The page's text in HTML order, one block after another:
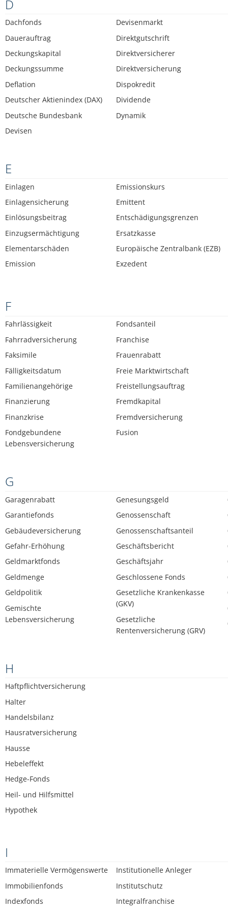
D
Dachfonds
Dauerauftrag
Deckungskapital
Deckungssumme
Deflation
Deutscher Aktienindex (DAX)
Deutsche Bundesbank
Devisen
Devisenmarkt
Direktgutschrift
Direktversicherer
Direktversicherung
Dispokredit
Dividende
Dynamik
E
Einlagen
Einlagensicherung
Einlösungsbeitrag
Einzugsermächtigung
Elementarschäden
Emission
Emissionskurs
Emittent
Entschädigungsgrenzen
Ersatzkasse
Europäische Zentralbank (EZB)
Exzedent
F
Fahrlässigkeit
Fahrradversicherung
Faksimile
Fälligkeitsdatum
Familienangehörige
Finanzierung
Finanzkrise
Fondgebundene
Lebensversicherung
Fondsanteil
Franchise
Frauenrabatt
Freie Marktwirtschaft
Freistellungsauftrag
Fremdkapital
Fremdversicherung
Fusion
G
Garagenrabatt
Garantiefonds
Gebäudeversicherung
Gefahr-Erhöhung
Geldmarktfonds
Geldmenge
Geldpolitik
Gemischte
Lebensversicherung
Genesungsgeld
Genossenschaft
Genossenschaftsanteil
Geschäftsbericht
Geschäftsjahr
Geschlossene Fonds
Gesetzliche Krankenkasse
(GKV)
Gesetzliche
Rentenversicherung (GRV)
H
Haftpflichtversicherung
Halter
Handelsbilanz
Hausratversicherung
Hausse
Hebeleffekt
Hedge-Fonds
Heil- und Hilfsmittel
Hypothek
I
Immaterielle Vermögenswerte
Immobilienfonds
Indexfonds
Institutionelle Anleger
Institutschutz
Integralfranchise